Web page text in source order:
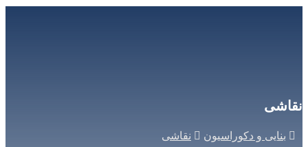
نقاشی
بنایی و دکوراسیون نقاشی